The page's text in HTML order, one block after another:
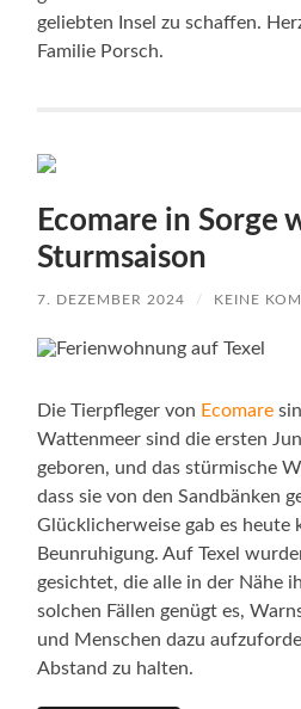
geliebten Insel zu schaffen.
Familie Porsch.
Ecomare in Sorge
Sturmsaison
7. DEZEMBER 2024 / KEINE
Die Tierpfleger von Ecomare
Wattenmeer sind die ersten
geboren, und das stürmische
dass sie von den Sandbänken
Glücklicherweise gab es heute
Beunruhigung. Auf Texel
gesichtet, die alle in der Nähe
solchen Fällen genügt es,
und Menschen dazu
Abstand zu halten.